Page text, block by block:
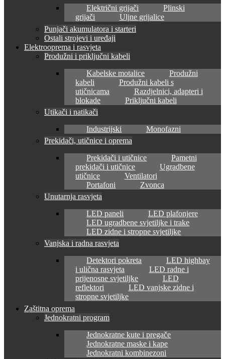
Električni grijači
Plinski
grijači
Uljne grijalice
Punjači akumulatora i starteri
Ostali strojevi i uređaji
Elektrooprema i rasvjeta
Produžni i priključni kabeli
Kabelske motalice
Produžni
kabeli
Produžni kabeli s
utičnicama
Razdjelnici, adapteri i
blokade
Priključni kabeli
Utikači i natikači
Industrijski
Monofazni
Prekidači, utičnice i oprema
Prekidači i utičnice
Pametni
prekidači i utičnice
Ugradbene
utičnice
Ventilatori
Portafoni
Zvonca
Unutarnja rasvjeta
LED paneli
LED plafonjere
LED ugradbene svjetiljke i trake
LED zidne i stropne svjetiljke
Vanjska i radna rasvjeta
Detektori pokreta
LED highbay
i ulična rasvjeta
LED radne i
prijenosne svjetiljke
LED
reflektori
LED vanjske zidne i
stropne svjetiljke
Zaštitna oprema
Jednokratni program
Jednokratne kute i pregače
Jednokratne maske i kape
Jednokratni kombinezoni